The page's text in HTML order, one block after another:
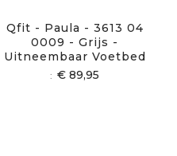
Qfit - Paula - 3613 04
0009 - Grijs -
Uitneembaar Voetbed
€ 89,95